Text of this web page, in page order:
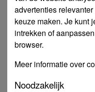
Voorraad:
Kw: 0,55 kW
Min. opvoerhoogte: 14 m
advertenties
keuze maken. Je kunt
intrekken of
browser.
Meer informatie over
Noodzakelijk